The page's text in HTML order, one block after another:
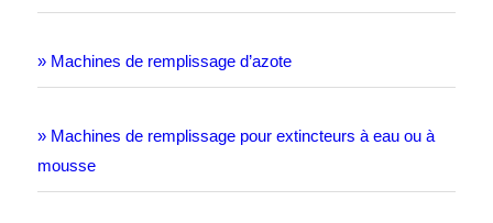
» Machines de remplissage d’azote
» Machines de remplissage pour extincteurs à eau ou à
mousse